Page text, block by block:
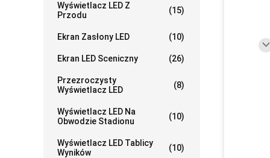
Wyświetlacz LED Z
Przodu
(15)
Ekran Zasłony LED (10)
Ekran LED Sceniczny (26)
Przezroczysty
Wyświetlacz LED
(8)
Wyświetlacz LED Na
Obwodzie Stadionu
(10)
Wyświetlacz LED Tablicy
Wyników
(10)